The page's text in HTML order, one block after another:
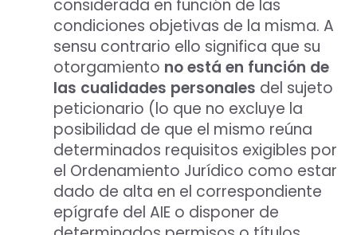
considerada en función de las
condiciones objetivas de la misma. A
sensu contrario ello significa que su
otorgamiento no está en función de
las cualidades personales del sujeto
peticionario (lo que no excluye la
posibilidad de que el mismo reúna
determinados requisitos exigibles por
el Ordenamiento Jurídico como estar
dado de alta en el correspondiente
epígrafe del AIE o disponer de